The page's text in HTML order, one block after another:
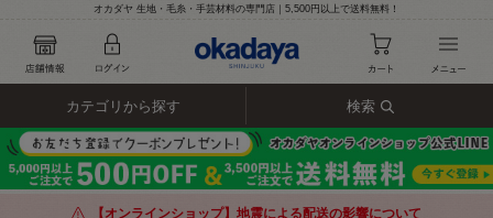
オカダヤ 生地・毛糸・手芸材料の専門店｜5,500円以上で送料無料！
カテゴリから探す 検索
【オンラインショップ】地震による配送の影響について